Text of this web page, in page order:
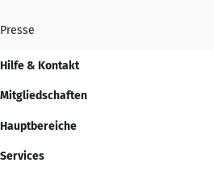
Presse
Hilfe & Kontakt
Mitgliedschaften
Hauptbereiche
Services